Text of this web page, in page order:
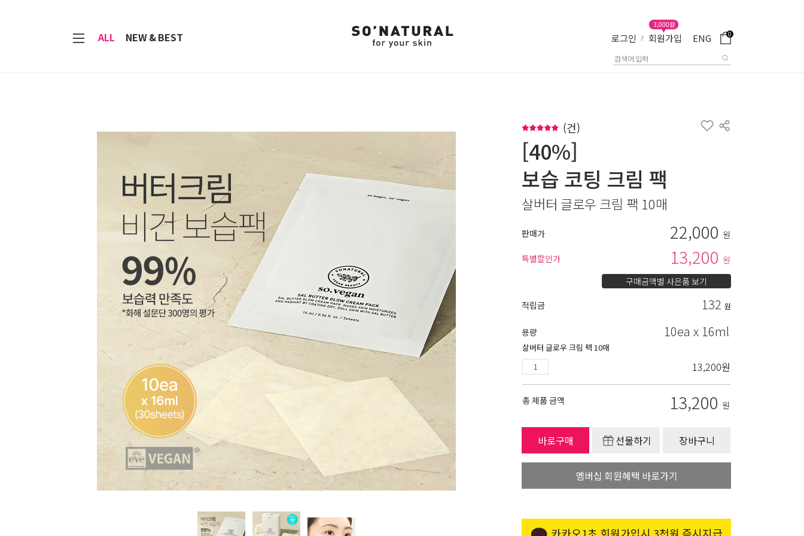
ALL NEW & BEST 로그인 / 회원가입
3,000원
ENG 0
(건)
[40%]
보습 코팅 크림 팩
살버터 글로우 크림 팩 10매
판매가 22,000 원
특별할인가
13,200 원
구매금액별 사은품 보기
적립금
132 원
용량 10ea x 16ml
살버터 글로우 크림 팩 10매
13,200원
총 제품 금액 13,200 원
바로구매 선물하기 장바구니
멤버십 회원혜택 바로가기